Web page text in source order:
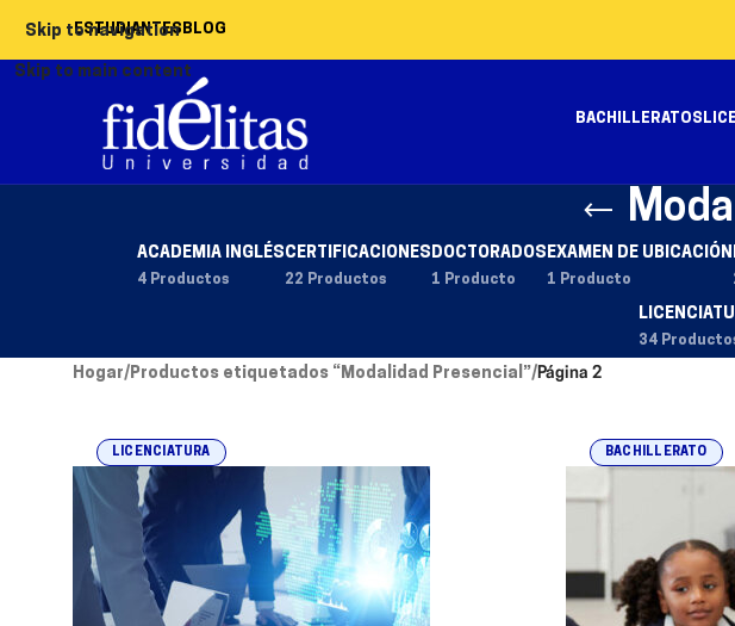
Skip to navigation
Skip to main content
ESTUDIANTES BLOG
BACHILLERATOS
ACADEMIA INGLÉS
4 Productos
CERTIFICACIONES
22 Productos
DOCTORADOS
1 Producto
EXAMEN DE UBICACIÓN
1 Producto
34
Hogar/Productos etiquetados “Modalidad Presencial”/Página 2
LICENCIATURA BACHILLERATO